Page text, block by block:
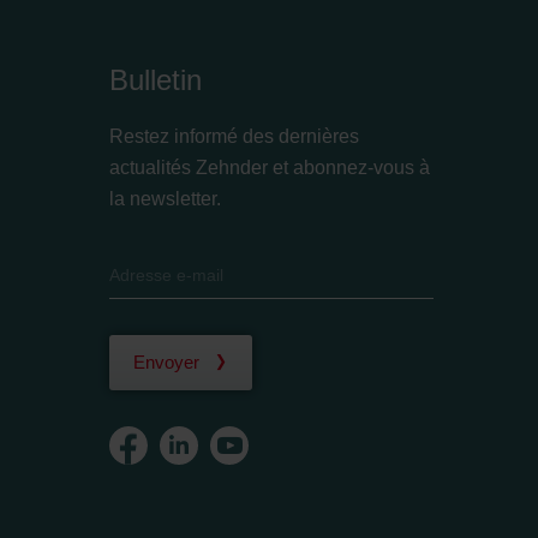
Bulletin
Restez informé des dernières
actualités Zehnder et abonnez-vous à
la newsletter.
Envoyer